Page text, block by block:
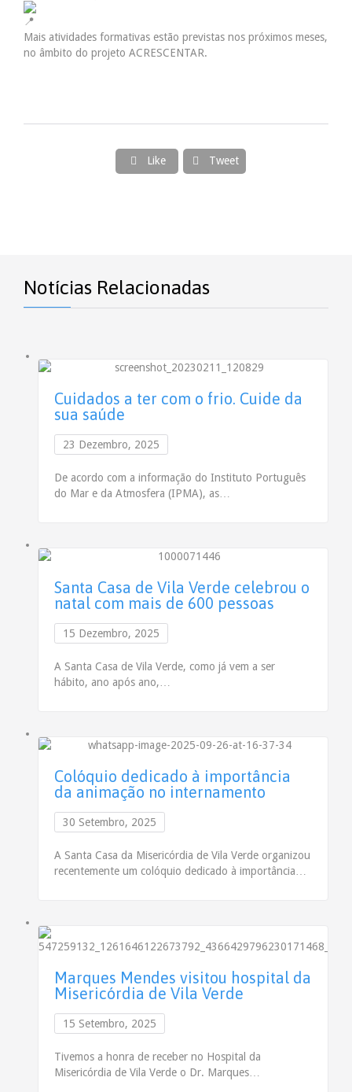
Mais atividades formativas estão previstas nos próximos meses,
no âmbito do projeto ACRESCENTAR.
 Like  Tweet
Notícias Relacionadas
Cuidados a ter com o frio. Cuide da
sua saúde
23 Dezembro, 2025
De acordo com a informação do Instituto Português
do Mar e da Atmosfera (IPMA), as…
Santa Casa de Vila Verde celebrou o
natal com mais de 600 pessoas
15 Dezembro, 2025
A Santa Casa de Vila Verde, como já vem a ser
hábito, ano após ano,…
Colóquio dedicado à importância
da animação no internamento
30 Setembro, 2025
A Santa Casa da Misericórdia de Vila Verde organizou
recentemente um colóquio dedicado à importância…
Marques Mendes visitou hospital da
Misericórdia de Vila Verde
15 Setembro, 2025
Tivemos a honra de receber no Hospital da
Misericórdia de Vila Verde o Dr. Marques…